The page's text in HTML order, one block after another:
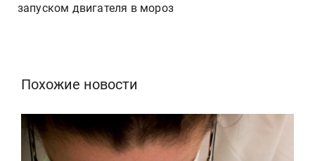
запуском двигателя в мороз
Похожие новости